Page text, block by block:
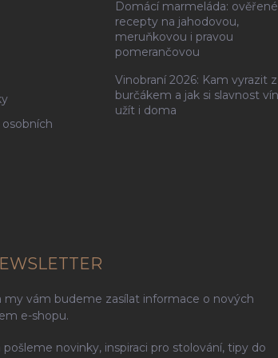
Domácí marmeláda: ověřené
recepty na jahodovou,
meruňkovou i pravou
pomerančovou
Vinobraní 2026: Kam vyrazit
burčákem a jak si slavnost
užít i doma
my vám budeme zasílat informace o nových
e-shopu.
novinky, inspiraci pro stolování, tipy do